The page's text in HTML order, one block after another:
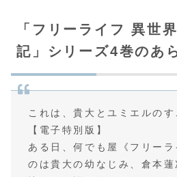
「フリーライフ 異世
記」シリーズ4巻のあ
これは、貴大とユミエルのす
【電子特別版】
ある日、何でも屋《フリー
のは貴大の幼なじみ、倉本蓮